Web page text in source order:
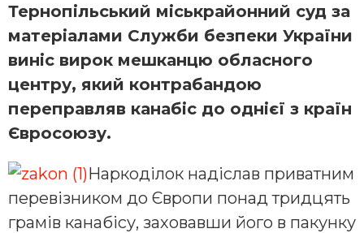
Тернопільський міськрайонний суд за
матеріалами Служби безпеки України
виніс вирок мешканцю обласного
центру, який контрабандою
переправляв канабіс до однієї з країн
Євросоюзу.
Наркоділок надіслав приватним
перевізником до Європи понад тридцять
грамів канабісу, заховавши його в пакунку